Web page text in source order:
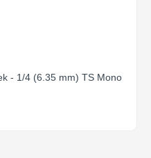
- 1/4 (6.35 mm) TS Mono